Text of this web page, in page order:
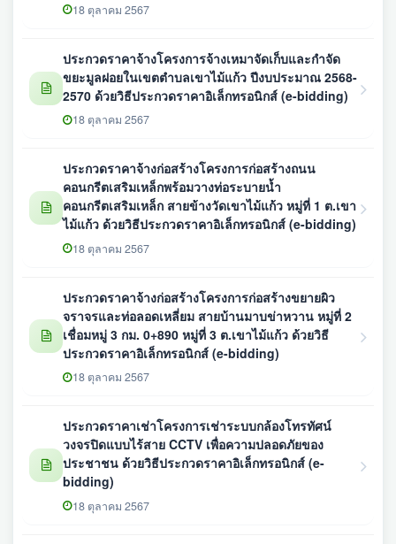
18 ตุลาคม 2567
ประกวดราคาจ้างโครงการจ้างเหมาจัดเก็บและกำจัด
ขยะมูลฝอยในเขตตำบลเขาไม้แก้ว ปีงบประมาณ 2568-
2570 ด้วยวิธีประกวดราคาอิเล็กทรอนิกส์ (e-bidding)
18 ตุลาคม 2567
ประกวดราคาจ้างก่อสร้างโครงการก่อสร้างถนน
คอนกรีตเสริมเหล็กพร้อมวางท่อระบายน้ำ
คอนกรีตเสริมเหล็ก สายข้างวัดเขาไม้แก้ว หมู่ที่ 1 ต.เขา
ไม้แก้ว ด้วยวิธีประกวดราคาอิเล็กทรอนิกส์ (e-bidding)
18 ตุลาคม 2567
ประกวดราคาจ้างก่อสร้างโครงการก่อสร้างขยายผิว
จราจรและท่อลอดเหลี่ยม สายบ้านมาบข่าหวาน หมู่ที่ 2
เชื่อมหมู่ 3 กม. 0+890 หมู่ที่ 3 ต.เขาไม้แก้ว ด้วยวิธี
ประกวดราคาอิเล็กทรอนิกส์ (e-bidding)
18 ตุลาคม 2567
ประกวดราคาเช่าโครงการเช่าระบบกล้องโทรทัศน์
วงจรปิดแบบไร้สาย CCTV เพื่อความปลอดภัยของ
ประชาชน ด้วยวิธีประกวดราคาอิเล็กทรอนิกส์ (e-
bidding)
18 ตุลาคม 2567